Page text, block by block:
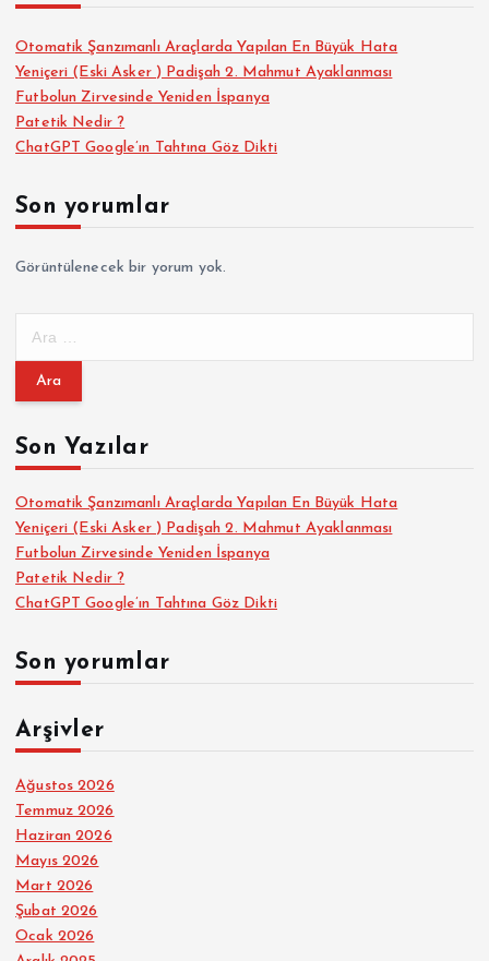
Otomatik Şanzımanlı Araçlarda Yapılan En Büyük Hata
Yeniçeri (Eski Asker ) Padişah 2. Mahmut Ayaklanması
Futbolun Zirvesinde Yeniden İspanya
Patetik Nedir ?
ChatGPT Google’ın Tahtına Göz Dikti
Son yorumlar
Görüntülenecek bir yorum yok.
m
:Son Yazılar
Otomatik Şanzımanlı Araçlarda Yapılan En Büyük Hata
Yeniçeri (Eski Asker ) Padişah 2. Mahmut Ayaklanması
Futbolun Zirvesinde Yeniden İspanya
Patetik Nedir ?
ChatGPT Google’ın Tahtına Göz Dikti
Son yorumlar
Arşivler
Ağustos 2026
Temmuz 2026
Haziran 2026
Mayıs 2026
Mart 2026
Şubat 2026
Ocak 2026